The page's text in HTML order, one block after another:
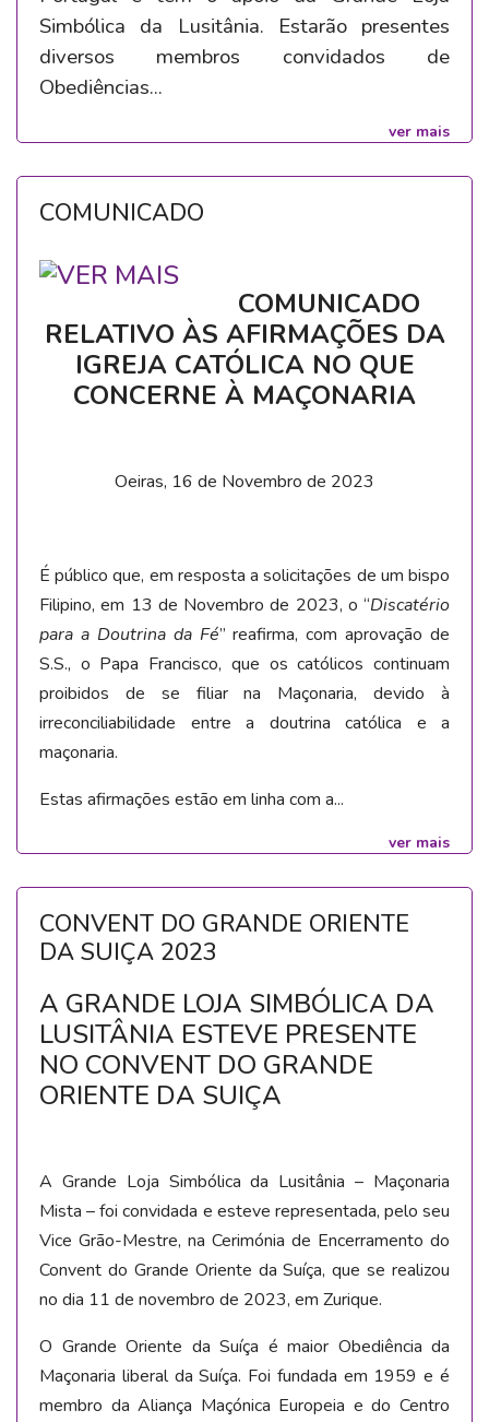
Simbólica da Lusitânia. Estarão presentes
diversos membros convidados de
Obediências...
ver mais
COMUNICADO
COMUNICADO
RELATIVO ÀS AFIRMAÇÕES DA
IGREJA CATÓLICA NO QUE
CONCERNE À MAÇONARIA
Oeiras, 16 de Novembro de 2023
É público que, em resposta a solicitações de um bispo
Filipino, em 13 de Novembro de 2023, o “Discatério
para a Doutrina da Fé” reafirma, com aprovação de
S.S., o Papa Francisco, que os católicos continuam
proibidos de se filiar na Maçonaria, devido à
irreconciliabilidade entre a doutrina católica e a
maçonaria.
Estas afirmações estão em linha com a...
ver mais
CONVENT DO GRANDE ORIENTE
DA SUIÇA 2023
A GRANDE LOJA SIMBÓLICA DA
LUSITÂNIA ESTEVE PRESENTE
NO CONVENT DO GRANDE
ORIENTE DA SUIÇA
A Grande Loja Simbólica da Lusitânia – Maçonaria
Mista – foi convidada e esteve representada, pelo seu
Vice Grão-Mestre, na Cerimónia de Encerramento do
Convent do Grande Oriente da Suíça, que se realizou
no dia 11 de novembro de 2023, em Zurique.
O Grande Oriente da Suíça é maior Obediência da
Maçonaria liberal da Suíça. Foi fundada em 1959 e é
membro da Aliança Maçónica Europeia e do Centro